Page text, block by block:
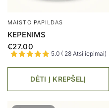
MAISTO PAPILDAS
KEPENIMS
€27.00
5.0 ( 28 Atsiliepimai)
DĖTI Į KREPŠELĮ